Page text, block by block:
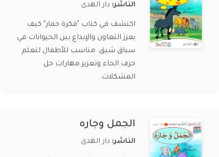
الناشر: دار الهدى
اكتشف في كتاب "فكرة حمار" كيف
يعزز التعاون والإبداع بين الحيوانات في
سباق شيق. مناسب للأطفال لتعلم
حرف الحاء وتعزيز مهارات حل
المشكلات.
الجمل وجاره
الناشر: دار الهدى